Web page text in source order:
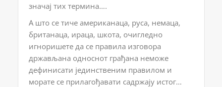
значај тих термина….
А што се тиче американаца, руса, немаца,
британаца, ираца, шкота, очигледно
игноришете да се правила изговора
држављана односнот грађана неможе
дефинисати јединственим правилом и
морате се прилагођавати садржају истог…